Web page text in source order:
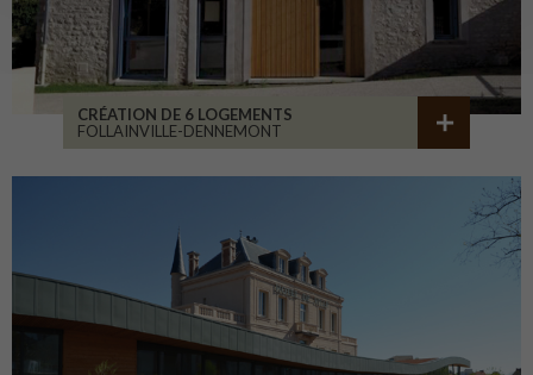
CRÉATION DE 6 LOGEMENTS
FOLLAINVILLE-DENNEMONT